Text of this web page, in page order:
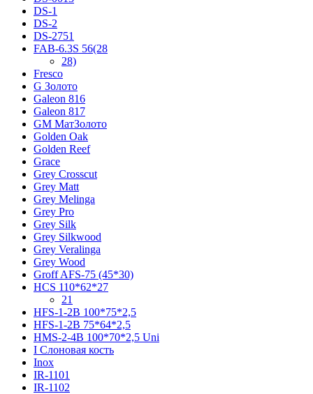
DS-1
DS-2
DS-2751
FAB-6.3S 56(28
28)
Fresco
G Золото
Galeon 816
Galeon 817
GM МатЗолото
Golden Oak
Golden Reef
Grace
Grey Crosscut
Grey Matt
Grey Melinga
Grey Pro
Grey Silk
Grey Silkwood
Grey Veralinga
Grey Wood
Groff AFS-75 (45*30)
HCS 110*62*27
21
HFS-1-2B 100*75*2,5
HFS-1-2B 75*64*2,5
HMS-2-4B 100*70*2,5 Uni
I Слоновая кость
Inox
IR-1101
IR-1102